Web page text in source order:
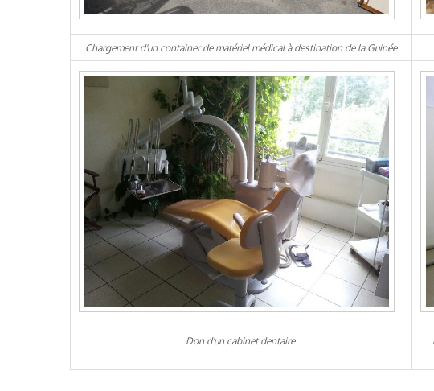
Chargement d'un container de matériel médical à destination de la Guinée
Don d'un cabinet dentaire